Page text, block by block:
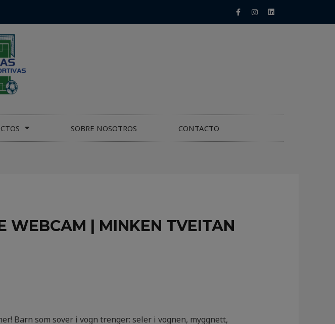
SOBRE NOSOTROS CONTACTO
WEBCAM | MINKEN TVEITAN
Barn som sover i vogn trenger: seler i vognen, myggnett,